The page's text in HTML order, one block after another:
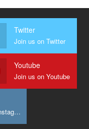
Twitter
Join us on Twitter
Youtube
Join us on Youtube
Join us on Instagram